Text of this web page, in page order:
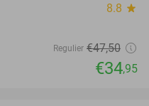
8.8 star
Regulier €47,50
€34,95